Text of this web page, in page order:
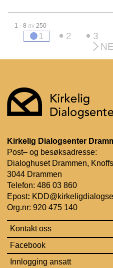
1 - 8 av250
1 2 3
Kirkelig Dialogsenter
Post– og besøksadresse:
Dialoghuset Drammen,
3044 Drammen
Telefon: 486 03 860
Epost:
Org.nr: 920 475 140
Kontakt oss
Facebook
Innlogging ansatt